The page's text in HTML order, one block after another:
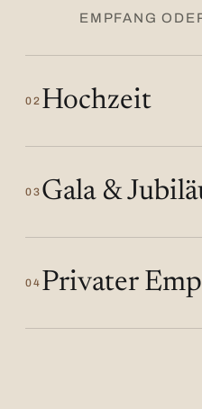
EMPFANG
02 Hochzeit
03 Gala &
04 Privater